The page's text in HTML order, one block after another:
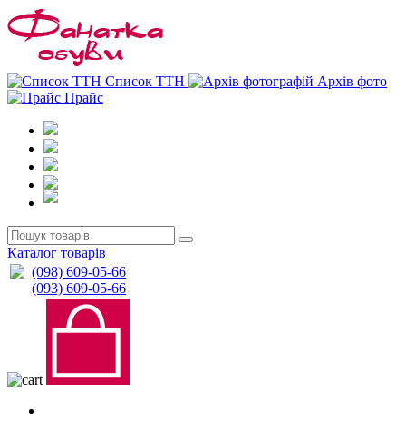
Список ТТН
Архів фото
Прайс
Каталог товарів
(098) 609-05-66
(093) 609-05-66